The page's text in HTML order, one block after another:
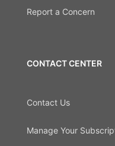
Report a Concern
CONTACT CENTER
Contact Us
Manage Your